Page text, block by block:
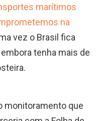
marítimos
na
vez o Brasil fica
tenha mais de
monitoramento que